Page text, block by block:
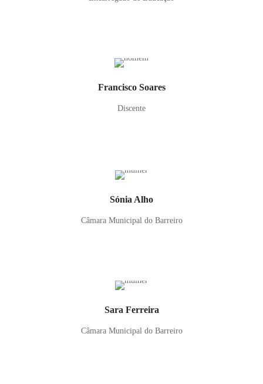
Francisco Soares
Discente
Sónia Alho
Câmara Municipal do Barreiro
Sara Ferreira
Câmara Municipal do Barreiro